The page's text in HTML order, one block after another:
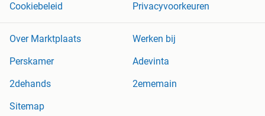
Cookiebeleid
Privacyvoorkeuren
Over Marktplaats
Werken bij
Perskamer
Adevinta
2dehands
2ememain
Sitemap